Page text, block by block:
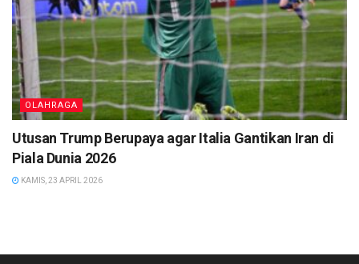
OLAHRAGA
Utusan Trump Berupaya agar Italia Gantikan Iran di
Piala Dunia 2026
KAMIS, 23 APRIL 2026